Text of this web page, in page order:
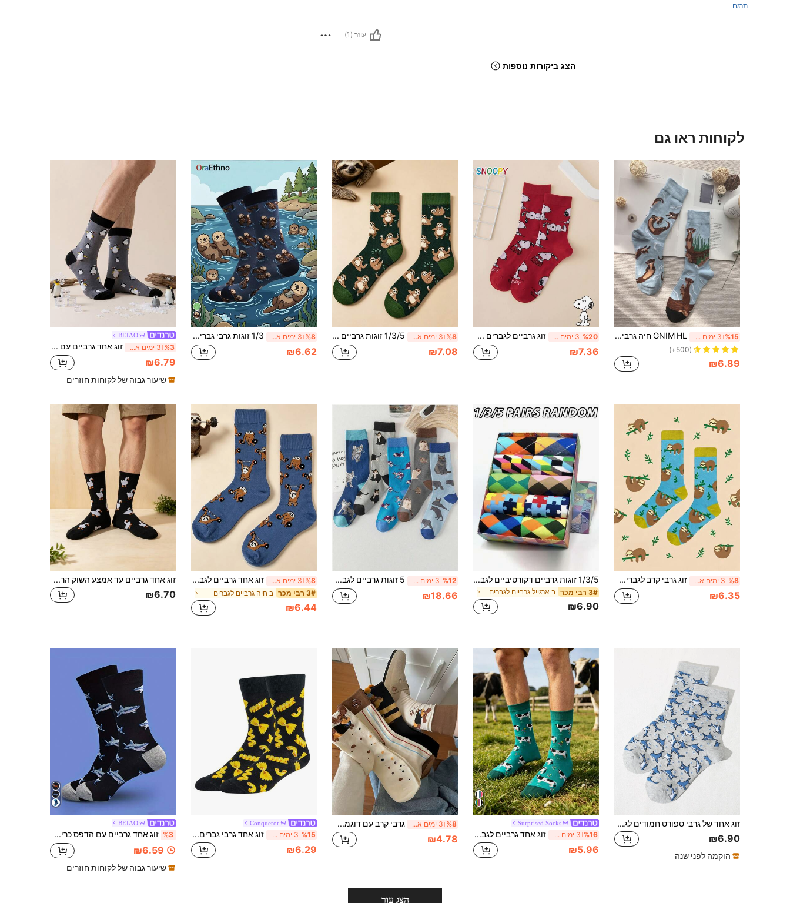
תרגם
עוזר (1)
הצג ביקורות נוספות
לקוחות ראו גם
%15 3 ימים אחרונים GNIM HL חיה גרביים לגברים
(500+)
₪6.89
%20 3 ימים אחרונים זוג גרביים לגברים עד אמצע השוק עם דוגמת כלב קריקטורה חמוד מסדרת SNOOPY מקורית
₪7.36
%8 3 ימים אחרונים 1/3/5 זוגות גרביים לגברים עד אמצע השוק עם דוגמת קוואלה קרטונית, בד רך ואלסטי, ללבוש יומיומי בקיץ, עיצוב חמוד ושובבי, מתנה אידיאלית לאבא ליום האב
₪7.08
%8 3 ימים אחרונים 1/3 זוגות גרבי גברים חמודים בעיצוב של לוטרת ים (עם זוג לוטרות ים חמודות ודוגמת גלים), גרבי צבעים בבלוקים בסגנון קריקטורה, סופגות זיעה, רכות, נוחות וחמות, גרבי נובלטי, מתנה אידיאלית לחובבי בעלי חיים/בן זוג/בן/בעל ליום הולדת/חג המולד, גרביים נוחות חיוניות ללבישה יומית בסתיו/חורף
₪6.62
BEIAO
%3 3 ימים אחרונים זוג אחד גרביים עם הדפס פינגווין מצויר וחמוד, גרביים נושמות עד אמצע השוק, דוגמא אישית של חיות מצחיקות, סתיו
₪6.79
שיעור גבוה של לקוחות חוזרים
%8 3 ימים אחרונים זוג גרבי קרב לגברים, דפוס חיה של עצלן, גרבי סתיו וחורף, מתנה לחזרה לבית הספר לבן, מתנה מצחיקה בנושא חיות לבן זוג, יוניסקס
₪6.35
1/3/5 זוגות גרביים דקורטיביים לגברים מכותנה עם דוגמה צבעונית, גרביים אופנתיים שמחים עד אמצע השוק, גרביים קלאסיים נמכרים היט, גרביים יומיומיים עסקיים רשמיים באיכות גבוהה, גרביים דוחסים צבעוניים שמחים מכותנה לגברים, משלוח בצבע אקראי (ללא קופסת מתנה)
3# רבי מכר ב ארגייל גרביים לגברים
₪6.90
%12 3 ימים אחרונים 5 זוגות גרביים לגברים עד אמצע השוק, דוגמת חתול מצויר, מתאים ללבישה יומיומית, חיצוני ופנימי, סתיו/חורף
₪18.66
%8 3 ימים אחרונים זוג אחד גרביים לגברים עם סמל Sloth Graphic, סתיו
3# רבי מכר ב חיה גרביים לגברים
₪6.44
זוג אחד גרביים עד אמצע השוק הרכות והחמודות של White Goose בצבע שחור לגברים, גרביים מקסימות לגברים לשימוש יומיומי, גרביים רב-תכליתיות לגברים עד אמצע השוק
₪6.70
זוג אחד של גרבי ספורט חמודים לגברים עם דמויות מצוירות בצורת כריש, גרביים עד אמצע השוק, גרבי סתיו, סקייטבורד
₪6.90
הוקמה לפני שנה
Surprised Socks
%16 3 ימים אחרונים זוג אחד גרביים לגברים עם דוגמה של פרה חלב עד אמצע השוק, גרבי סתיו
₪5.96
%8 3 ימים אחרונים גרבי קרב עם דוגמת דאקסהנד חמודה, עיצוב חיות קריקטורה, רכים ונשימים, גובה עד אמצע השוק, גרבי יומיום אסתטיים ויוצאי דופן
₪4.78
Conqueror
%15 3 ימים אחרונים זוג אחד גרבי גברים יצירתיים וחדשניים, גרביים נוחים ונושמים עד אמצע השוק, גרביים מהנות מתנה לנשים, סתיו
₪6.29
BEIAO
%3 זוג אחד גרביים עם הדפס כריש לבן גדול, גרביים עד אמצע השוק ונוחות עם דוגמא של חיות, יוניסקס, סתיו
₪6.59
שיעור גבוה של לקוחות חוזרים
הצג עור